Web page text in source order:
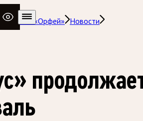
музыки «Орфей» Новости